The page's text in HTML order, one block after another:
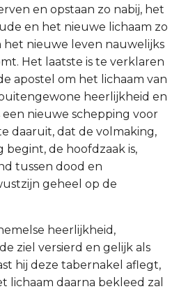
en opstaan zo nabij, het
en het nieuwe lichaam zo
het nieuwe leven nauwelijks
Het laatste is te verklaren
apostel om het lichaam van
heerlijkheid en
nieuwe schepping voor
daaruit, dat de volmaking,
de hoofdzaak is,
tussen dood en
geheel op de
heerlijkheid,
ziel versierd en gelijk als
hij deze tabernakel aflegt,
lichaam daarna bekleed zal